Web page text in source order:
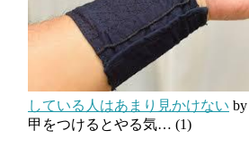
している人はあまり見かけない by
甲をつけるとやる気… (1)